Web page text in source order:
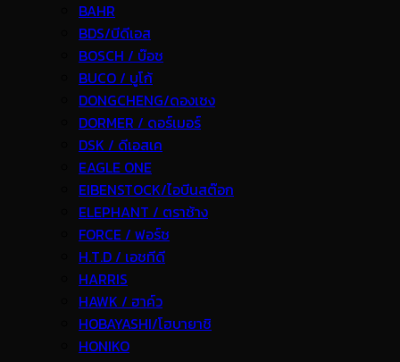
BAHR
BDS/บีดีเอส
BOSCH / บ๊อช
BUCO / บูโก้
DONGCHENG/ดองเชง
DORMER / ดอร์เมอร์
DSK / ดีเอสเค
EAGLE ONE
EIBENSTOCK/ไอบีนสต๊อก
ELEPHANT / ตราช้าง
FORCE / ฟอร์ช
H.T.D / เอชทีดี
HARRIS
HAWK / ฮาค์ว
HOBAYASHI/โฮบายาชิ
HONIKO